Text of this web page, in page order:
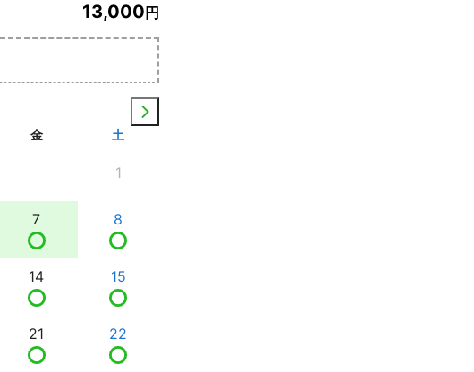
13,000 円
金 土
1
7 8
14 15
21 22